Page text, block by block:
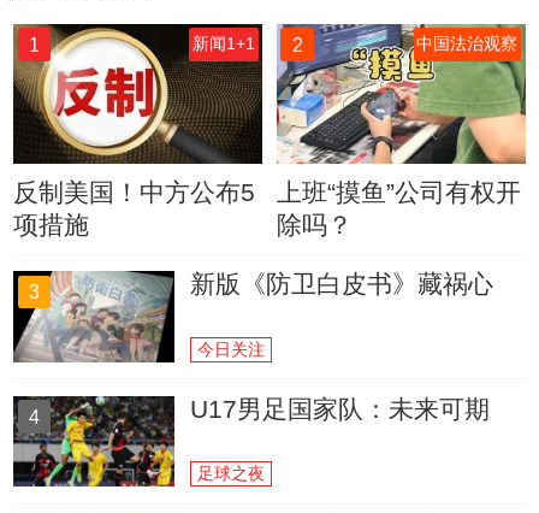
1 新闻1+1
反制美国！中方公布5
项措施
2 中国法治观察
上班“摸鱼”公司有权开
除吗？
3 新版《防卫白皮书》藏祸心
今日关注
4 U17男足国家队：未来可期
足球之夜